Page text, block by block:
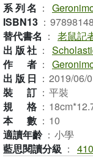
系列名 ：
ISBN13 ：
替代書名 ： 老鼠記
出版社 ：
作者 ：
出版日 ： 2019/06/
裝訂 ： 平裝
規格 ：
本數 ： 10
適讀年齡 ： 小學
藍思閱讀分級 ：